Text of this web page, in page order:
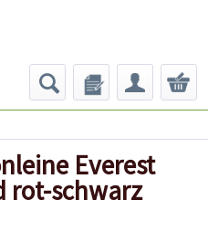
Everest
rot-schwarz